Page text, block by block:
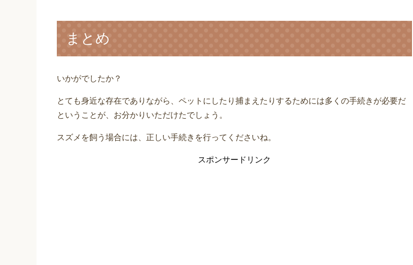
まとめ
いかがでしたか？
とても身近な存在でありながら、ペットにしたり捕まえたりするためには多くの手続きが必要だ
ということが、お分かりいただけたでしょう。
スズメを飼う場合には、正しい手続きを行ってくださいね。
スポンサードリンク